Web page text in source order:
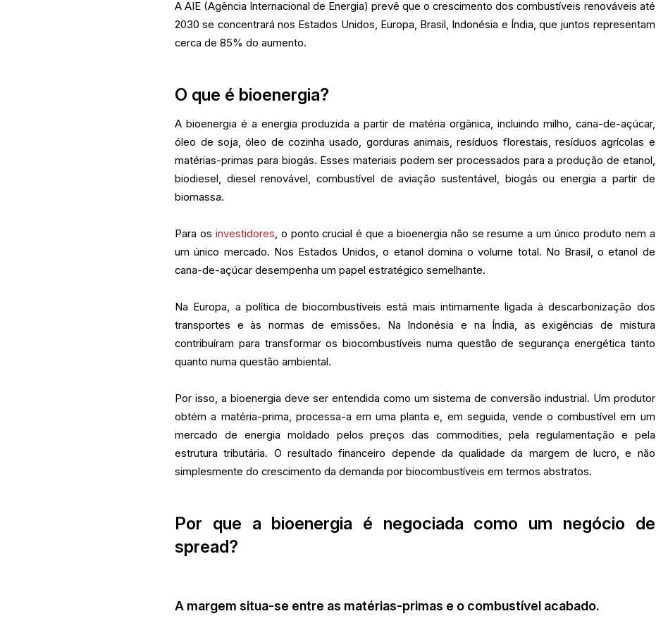
A AIE (Agência Internacional de Energia) prevê que o crescimento dos combustíveis renováveis até
2030 se concentrará nos Estados Unidos, Europa, Brasil, Indonésia e Índia, que juntos representam
cerca de 85% do aumento.
O que é bioenergia?
A bioenergia é a energia produzida a partir de matéria orgânica, incluindo milho, cana-de-açúcar,
óleo de soja, óleo de cozinha usado, gorduras animais, resíduos florestais, resíduos agrícolas e
matérias-primas para biogás. Esses materiais podem ser processados para a produção de etanol,
biodiesel, diesel renovável, combustível de aviação sustentável, biogás ou energia a partir de
biomassa.
Para os investidores , o ponto crucial é que a bioenergia não se resume a um único produto nem a
um único mercado. Nos Estados Unidos, o etanol domina o volume total. No Brasil, o etanol de
cana-de-açúcar desempenha um papel estratégico semelhante.
Na Europa, a política de biocombustíveis está mais intimamente ligada à descarbonização dos
transportes e às normas de emissões. Na Indonésia e na Índia, as exigências de mistura
contribuíram para transformar os biocombustíveis numa questão de segurança energética tanto
quanto numa questão ambiental.
Por isso, a bioenergia deve ser entendida como um sistema de conversão industrial. Um produtor
obtém a matéria-prima, processa-a em uma planta e, em seguida, vende o combustível em um
mercado de energia moldado pelos preços das commodities, pela regulamentação e pela
estrutura tributária. O resultado financeiro depende da qualidade da margem de lucro, e não
simplesmente do crescimento da demanda por biocombustíveis em termos abstratos.
Por que a bioenergia é negociada como um negócio de
spread?
A margem situa-se entre as matérias-primas e o combustível acabado.